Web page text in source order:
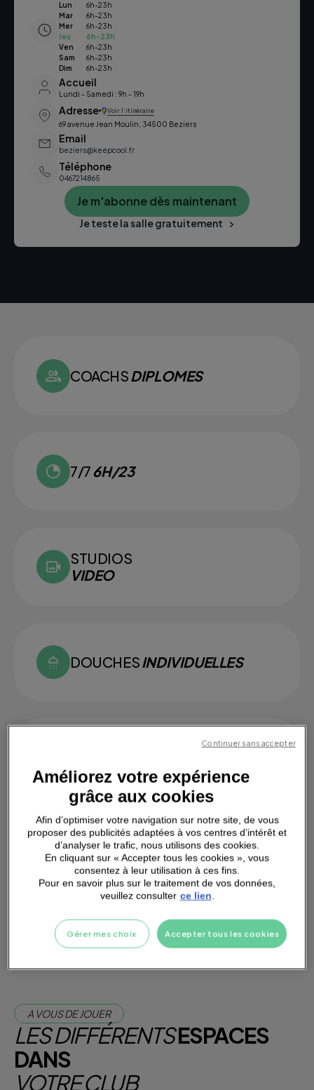
Lun
6h-23h
Mar
6h-23h
Mer
6h-23h
Jeu
6h-23h
Ven
6h-23h
Sam
6h-23h
Dim
6h-23h
Accueil
Lundi - Samedi : 9h - 19h
Adresse Voir l’itinéraire
69 avenue Jean Moulin, 34500 Beziers
Email
beziers@keepcool.fr
Téléphone
0467214865
Je m'abonne dès maintenant
Je teste la salle gratuitement
COACHSDIPLOMES
7/7 6H/23
STUDIOS
VIDEO
DOUCHESINDIVIDUELLES
PARKINGA PROXIMITÉ
Je teste la salle
A VOUS DE JOUER
LES DIFFÉRENTSESPACES
DANS
VOTRE CLUB
Améliorez votre expérience
grâce aux cookies
Afin d’optimiser votre navigation sur notre site, de vous
proposer des publicités adaptées à vos centres d’intérêt et
d’analyser le trafic, nous utilisons des cookies.
En cliquant sur « Accepter tous les cookies », vous
consentez à leur utilisation à ces fins.
Pour en savoir plus sur le traitement de vos données,
veuillez consulter ce lien.
Accepter tous les cookies
Gérer mes choix
Continuer sans accepter